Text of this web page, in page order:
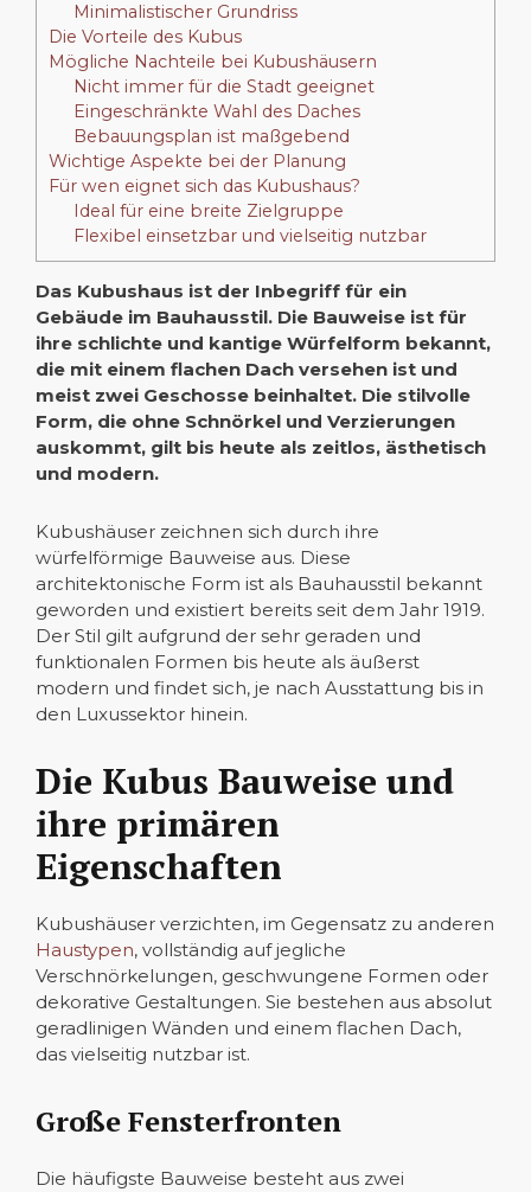
Minimalistischer Grundriss
Die Vorteile des Kubus
Mögliche Nachteile bei Kubushäusern
Nicht immer für die Stadt geeignet
Eingeschränkte Wahl des Daches
Bebauungsplan ist maßgebend
Wichtige Aspekte bei der Planung
Für wen eignet sich das Kubushaus?
Ideal für eine breite Zielgruppe
Flexibel einsetzbar und vielseitig nutzbar
Das Kubushaus ist der Inbegriff für ein
Gebäude im Bauhausstil. Die Bauweise ist für
ihre schlichte und kantige Würfelform bekannt,
die mit einem flachen Dach versehen ist und
meist zwei Geschosse beinhaltet. Die stilvolle
Form, die ohne Schnörkel und Verzierungen
auskommt, gilt bis heute als zeitlos, ästhetisch
und modern.
Kubushäuser zeichnen sich durch ihre
würfelförmige Bauweise aus. Diese
architektonische Form ist als Bauhausstil bekannt
geworden und existiert bereits seit dem Jahr 1919.
Der Stil gilt aufgrund der sehr geraden und
funktionalen Formen bis heute als äußerst
modern und findet sich, je nach Ausstattung bis in
den Luxussektor hinein.
Die Kubus Bauweise und
ihre primären
Eigenschaften
Kubushäuser verzichten, im Gegensatz zu anderen
Haustypen, vollständig auf jegliche
Verschnörkelungen, geschwungene Formen oder
dekorative Gestaltungen. Sie bestehen aus absolut
geradlinigen Wänden und einem flachen Dach,
das vielseitig nutzbar ist.
Große Fensterfronten
Die häufigste Bauweise besteht aus zwei